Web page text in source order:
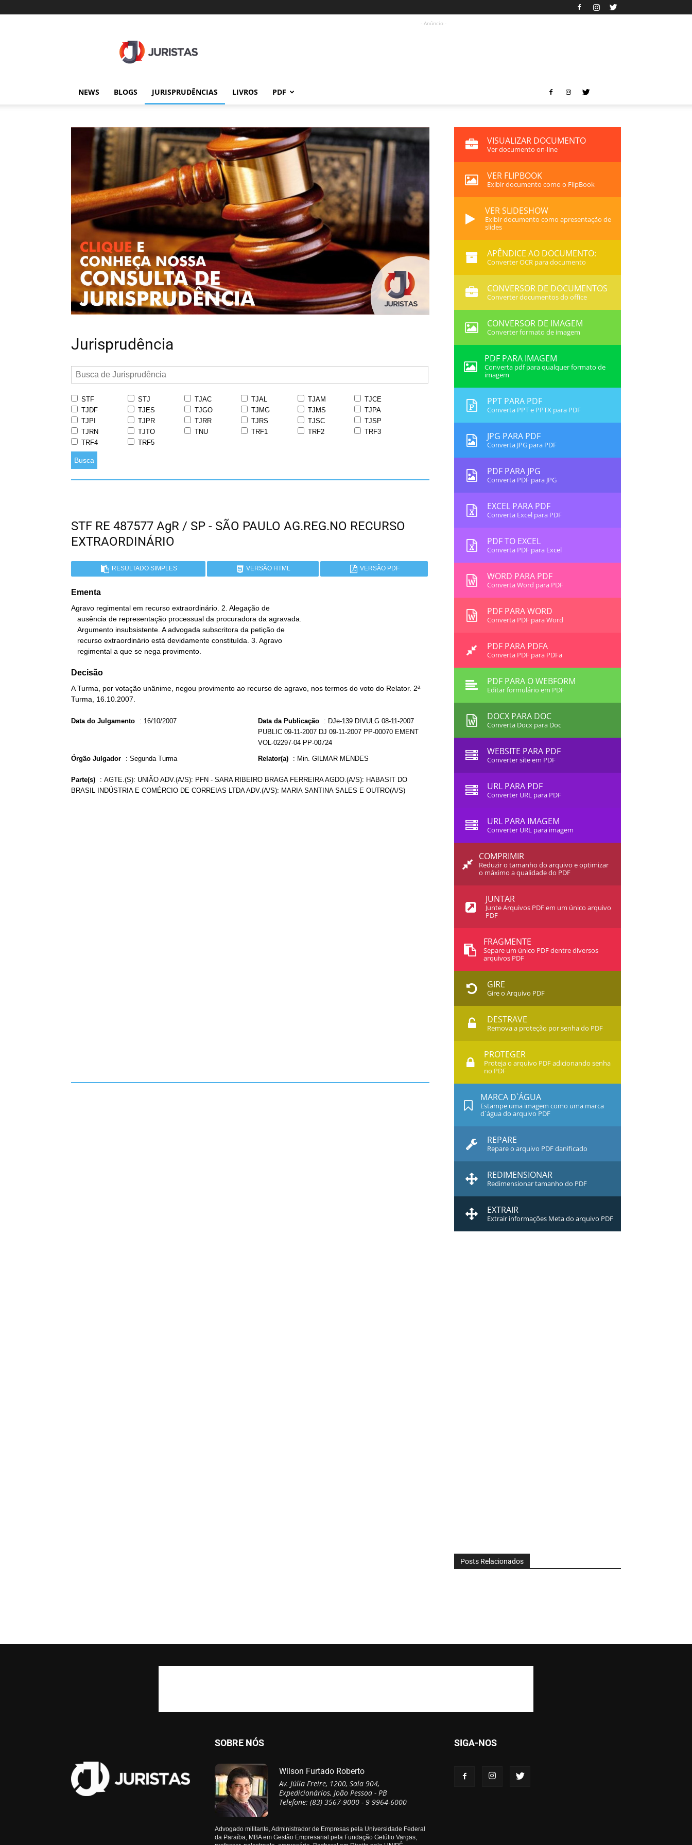
- Anúncio -
NEWS BLOGS JURISPRUDÊNCIAS LIVROS PDF
Jurisprudência
STF STJ TJAC TJAL TJAM
TJCE
TJDF
TJES TJGO TJMG TJMS
TJPA
TJPI
TJPR TJRR TJRS TJSC
TJSP
TJRN
TJTO TNU TRF1 TRF2
TRF3
TRF4
TRF5
Busca
STF RE 487577 AgR / SP - SÃO PAULO AG.REG.NO RECURSO
EXTRAORDINÁRIO
RESULTADO SIMPLES VERSÃO HTML VERSÃO PDF
Ementa
Agravo regimental em recurso extraordinário. 2. Alegação de
   regimental a que se nega provimento.
Decisão
A Turma, por votação unânime, negou provimento ao recurso de agravo, nos termos do voto do Relator. 2ª
Turma, 16.10.2007.
Data do Julgamento : 16/10/2007 Data da Publicação : DJe-139 DIVULG 08-11-2007
PUBLIC 09-11-2007 DJ 09-11-2007 PP-00070 EMENT
VOL-02297-04 PP-00724
Órgão Julgador : Segunda Turma Relator(a) : Min. GILMAR MENDES
Parte(s) : AGTE.(S): UNIÃO ADV.(A/S): PFN - SARA RIBEIRO BRAGA FERREIRA AGDO.(A/S): HABASIT DO
BRASIL INDÚSTRIA E COMÉRCIO DE CORREIAS LTDA ADV.(A/S): MARIA SANTINA SALES E OUTRO(A/S)
VISUALIZAR DOCUMENTO
Ver documento on-line
VER FLIPBOOK
Exibir documento como o FlipBook
VER SLIDESHOW
Exibir documento como apresentação de
slides
APÊNDICE AO DOCUMENTO:
Converter OCR para documento
CONVERSOR DE DOCUMENTOS
Converter documentos do office
CONVERSOR DE IMAGEM
Converter formato de imagem
PDF PARA IMAGEM
Converta pdf para qualquer formato de
imagem
PPT PARA PDF
Converta PPT e PPTX para PDF
JPG PARA PDF
Converta JPG para PDF
PDF PARA JPG
Converta PDF para JPG
EXCEL PARA PDF
Converta Excel para PDF
PDF TO EXCEL
Converta PDF para Excel
WORD PARA PDF
Converta Word para PDF
PDF PARA WORD
Converta PDF para Word
PDF PARA PDFA
Converta PDF para PDFa
PDF PARA O WEBFORM
Editar formulário em PDF
DOCX PARA DOC
Converta Docx para Doc
WEBSITE PARA PDF
Converter site em PDF
URL PARA PDF
Converter URL para PDF
URL PARA IMAGEM
Converter URL para imagem
COMPRIMIR
Reduzir o tamanho do arquivo e optimizar
o máximo a qualidade do PDF
JUNTAR
Junte Arquivos PDF em um único arquivo
PDF
FRAGMENTE
Separe um único PDF dentre diversos
arquivos PDF
GIRE
Gire o Arquivo PDF
DESTRAVE
Remova a proteção por senha do PDF
PROTEGER
Proteja o arquivo PDF adicionando senha
no PDF
MARCA D`ÁGUA
Estampe uma imagem como uma marca
d`água do arquivo PDF
REPARE
Repare o arquivo PDF danificado
REDIMENSIONAR
Redimensionar tamanho do PDF
EXTRAIR
Extrair informações Meta do arquivo PDF
Posts Relacionados
SOBRE NÓS
Wilson Furtado Roberto
Av. Júlia Freire, 1200, Sala 904,
Expedicionários, João Pessoa - PB
Telefone: (83) 3567-9000 - 9 9964-6000
Advogado militante, Administrador de Empresas pela Universidade Federal
da Paraíba, MBA em Gestão Empresarial pela Fundação Getúlio Vargas,
SIGA-NOS